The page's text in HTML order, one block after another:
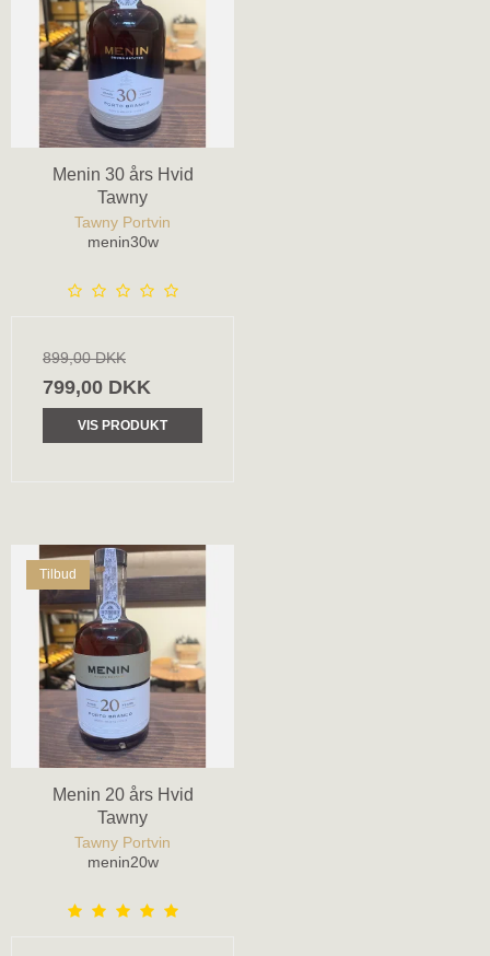
Menin 30 års Hvid
Tawny
Tawny Portvin
menin30w
899,00 DKK
799,00 DKK
VIS PRODUKT
Tilbud
Menin 20 års Hvid
Tawny
Tawny Portvin
menin20w